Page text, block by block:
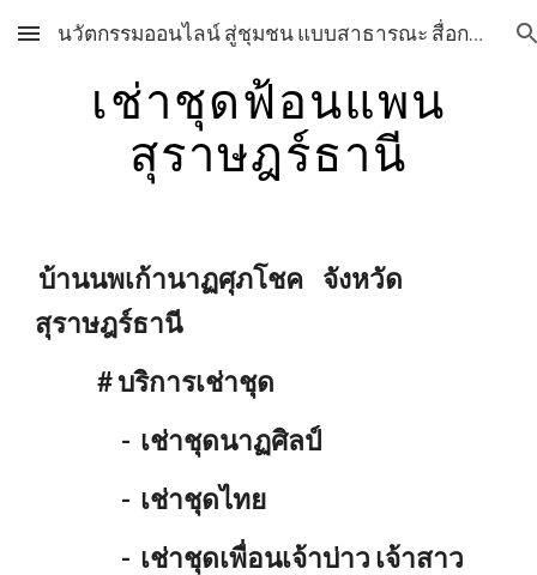
Skip to main content Skip to navigation
นวัตกรรมออนไลน์ สู่ชุมชน แบบสาธารณะ สื่อการเรียนการสอน วิชาศิลปะ กลุ่มสาระการเรียนรู้ศิลปะ โรงเรียนสุราษฎร์พิทยา สื่อการเรียนการสอน วิชาศิลปะ กลุ่มสาระการเรียนรู้ศิลปะ โรงเรียนสุราษฎร์พิทยา
เช่าชุดฟ้อนแพน
สุราษฎร์ธานี
บ้านนพเก้านาฏศุภโชค จังหวัด
สุราษฎร์ธานี
# บริการเช่าชุด
- เช่าชุดนาฏศิลป์
- เช่าชุดไทย
- เช่าชุดเพื่อนเจ้าบ่าว เจ้าสาว